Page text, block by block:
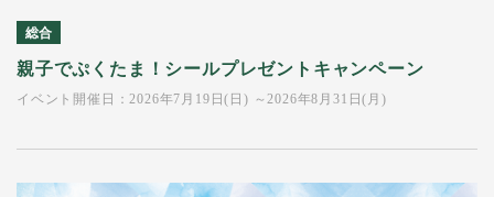
総合
親子でぷくたま！シールプレゼントキャンペーン
イベント開催日：2026年7月19日(日) ～2026年8月31日(月)